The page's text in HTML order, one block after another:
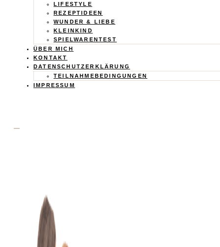
LIFESTYLE
REZEPTIDEEN
WUNDER & LIEBE
KLEINKIND
SPIELWARENTEST
ÜBER MICH
KONTAKT
DATENSCHUTZERKLÄRUNG
TEILNAHMEBEDINGUNGEN
IMPRESSUM